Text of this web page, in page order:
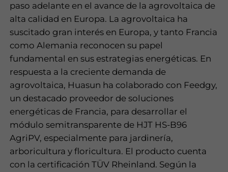
paso adelante en el avance de la agrovoltaica de
alta calidad en Europa. La agrovoltaica ha
suscitado gran interés en Europa, y tanto Francia
como Alemania reconocen su papel
fundamental en sus estrategias energéticas. En
respuesta a la creciente demanda de
agrovoltaica, Huasun ha colaborado con Feedgy,
un destacado proveedor de soluciones
energéticas de Francia, para desarrollar el
módulo semitransparente de HJT HS-B96
AgriPV, especialmente para jardinería,
arboricultura y floricultura. El producto cuenta
con la certificación TÜV Rheinland. Según la